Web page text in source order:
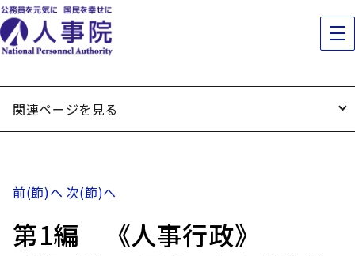
関連ページを見る
前(節)へ 次(節)へ
第1編 《人事行政》